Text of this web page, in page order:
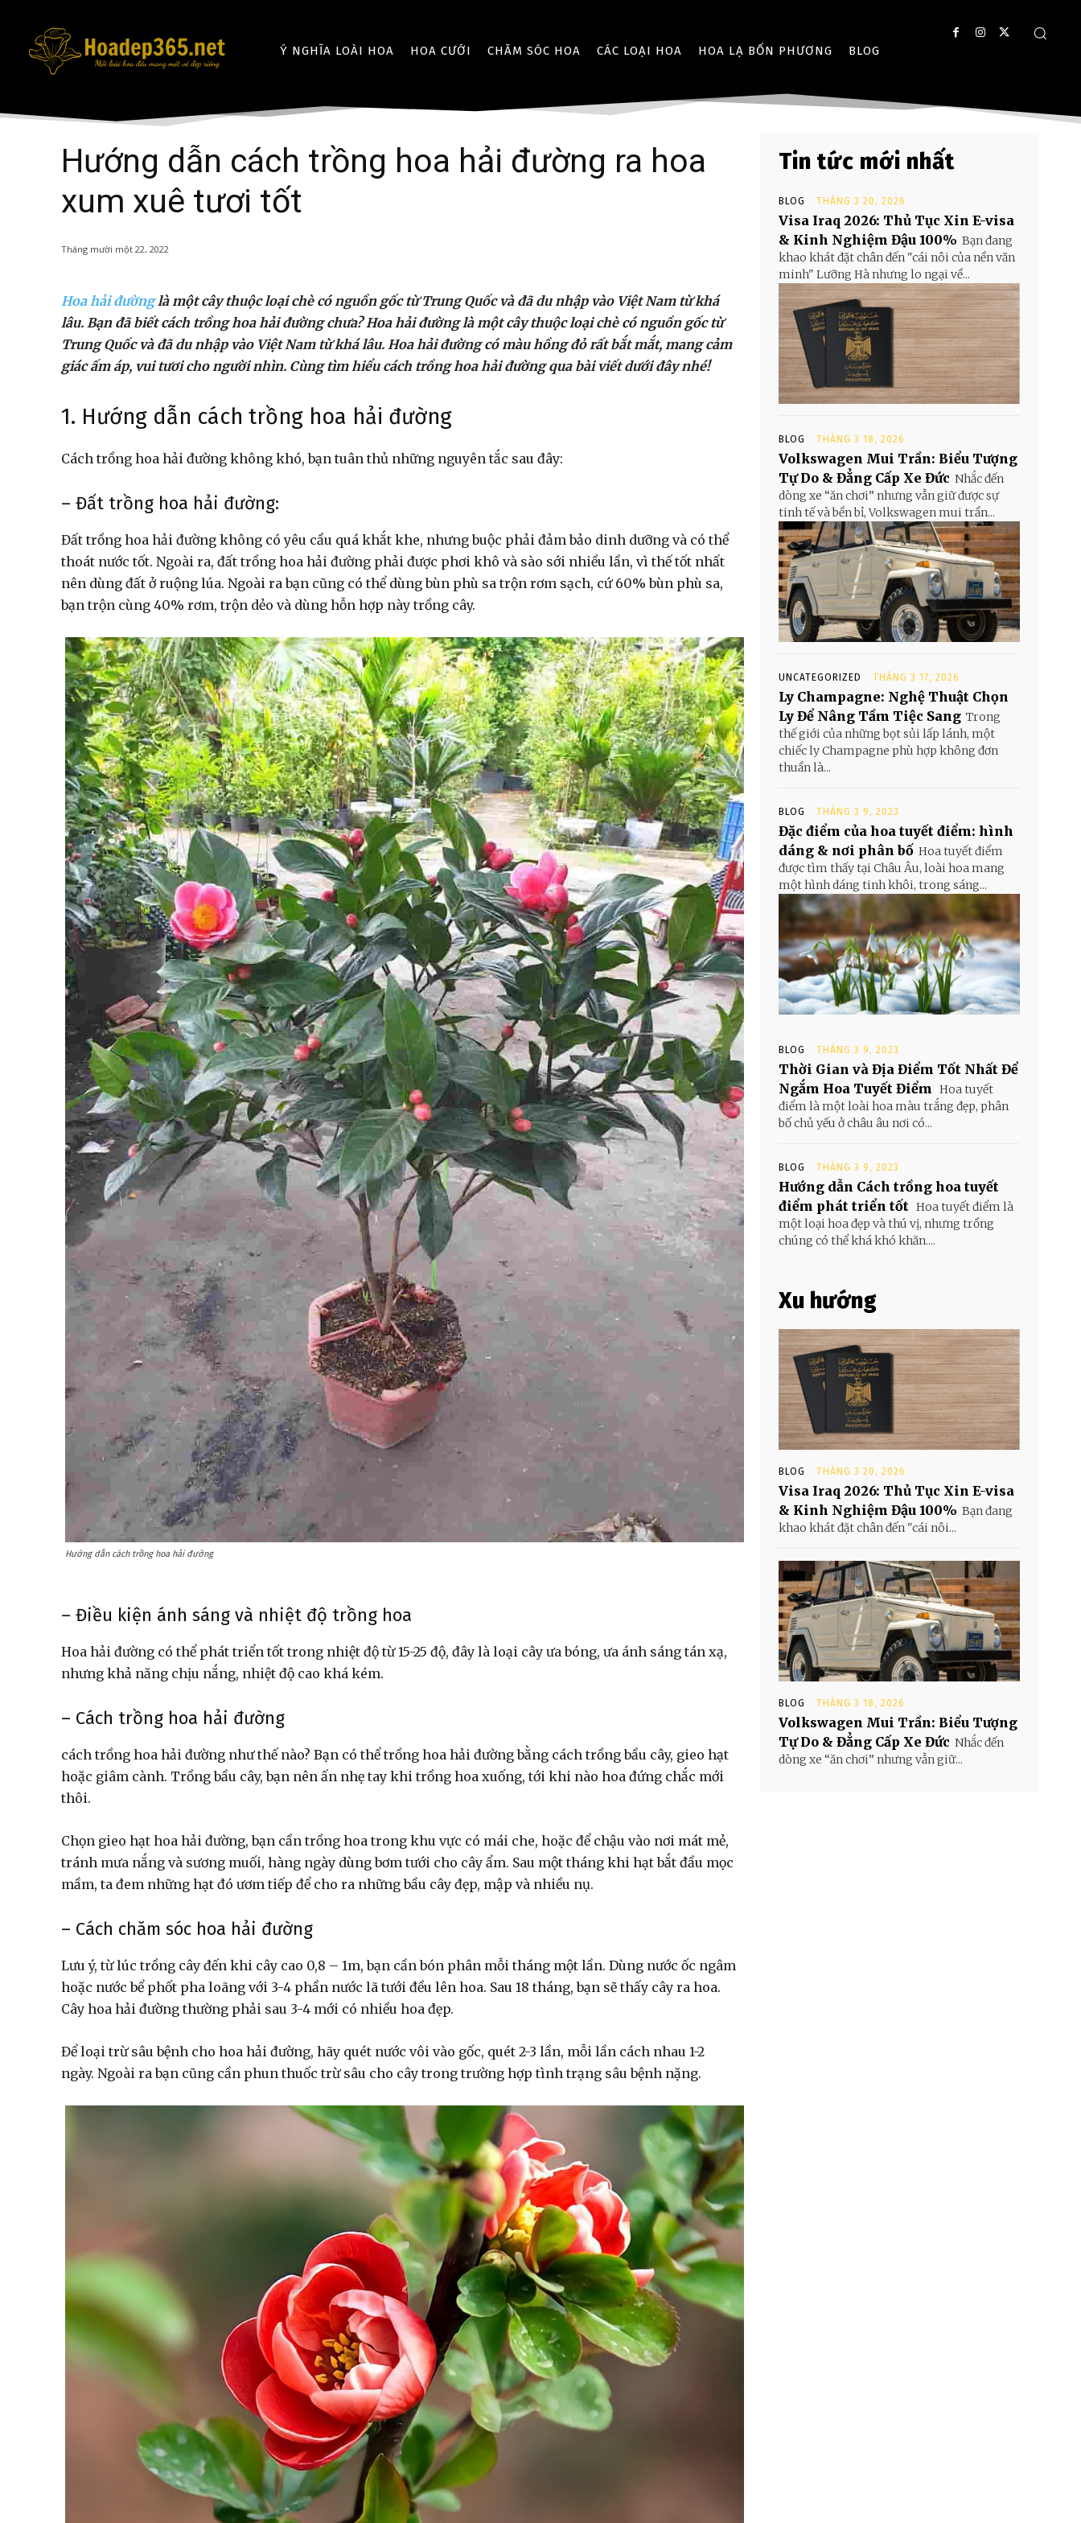
Ý NGHĨA LOÀI HOA HOA CƯỚI CHĂM SÓC HOA CÁC LOẠI HOA HOA LẠ BỐN PHƯƠNG BLOG
Hướng dẫn cách trồng hoa hải đường ra hoa
xum xuê tươi tốt
Tháng mười một 22, 2022
Hoa hải đườnglà một cây thuộc loại chè có nguồn gốc từ Trung Quốc và đã du nhập vào Việt Nam từ khá
lâu. Bạn đã biết cách trồng hoa hải đường chưa? Hoa hải đường là một cây thuộc loại chè có nguồn gốc từ
Trung Quốc và đã du nhập vào Việt Nam từ khá lâu. Hoa hải đường có màu hồng đỏ rất bắt mắt, mang cảm
giác ấm áp, vui tươi cho người nhìn. Cùng tìm hiểu cách trồng hoa hải đường qua bài viết dưới đây nhé!
1. Hướng dẫn cách trồng hoa hải đường
Cách trồng hoa hải đường không khó, bạn tuân thủ những nguyên tắc sau đây:
– Đất trồng hoa hải đường:
Đất trồng hoa hải đường không có yêu cầu quá khắt khe, nhưng buộc phải đảm bảo dinh dưỡng và có thể
thoát nước tốt. Ngoài ra, đất trồng hoa hải đường phải được phơi khô và sào sới nhiều lần, vì thế tốt nhất
nên dùng đất ở ruộng lúa. Ngoài ra bạn cũng có thể dùng bùn phù sa trộn rơm sạch, cứ 60% bùn phù sa,
bạn trộn cùng 40% rơm, trộn dẻo và dùng hỗn hợp này trồng cây.
Hướng dẫn cách trồng hoa hải đường
– Điều kiện ánh sáng và nhiệt độ trồng hoa
Hoa hải đường có thể phát triển tốt trong nhiệt độ từ 15-25 độ, đây là loại cây ưa bóng, ưa ánh sáng tán xạ,
nhưng khả năng chịu nắng, nhiệt độ cao khá kém.
– Cách trồng hoa hải đường
cách trồng hoa hải đường như thế nào? Bạn có thể trồng hoa hải đường bằng cách trồng bầu cây, gieo hạt
hoặc giâm cành. Trồng bầu cây, bạn nên ấn nhẹ tay khi trồng hoa xuống, tới khi nào hoa đứng chắc mới
thôi.
Chọn gieo hạt hoa hải đường, bạn cần trồng hoa trong khu vực có mái che, hoặc để chậu vào nơi mát mẻ,
tránh mưa nắng và sương muối, hàng ngày dùng bơm tưới cho cây ẩm. Sau một tháng khi hạt bắt đầu mọc
mầm, ta đem những hạt đó ươm tiếp để cho ra những bầu cây đẹp, mập và nhiều nụ.
– Cách chăm sóc hoa hải đường
Lưu ý, từ lúc trồng cây đến khi cây cao 0,8 – 1m, bạn cần bón phân mỗi tháng một lần. Dùng nước ốc ngâm
hoặc nước bể phốt pha loãng với 3-4 phần nước lã tưới đều lên hoa. Sau 18 tháng, bạn sẽ thấy cây ra hoa.
Cây hoa hải đường thường phải sau 3-4 mới có nhiều hoa đẹp.
Để loại trừ sâu bệnh cho hoa hải đường, hãy quét nước vôi vào gốc, quét 2-3 lần, mỗi lần cách nhau 1-2
ngày. Ngoài ra bạn cũng cần phun thuốc trừ sâu cho cây trong trường hợp tình trạng sâu bệnh nặng.
Tin tức mới nhất
BLOG THÁNG 3 20, 2026
Visa Iraq 2026: Thủ Tục Xin E-visa
& Kinh Nghiệm Đậu 100% Bạn đang
khao khát đặt chân đến "cái nôi của nền văn
minh" Lưỡng Hà nhưng lo ngại về...
BLOG THÁNG 3 18, 2026
Volkswagen Mui Trần: Biểu Tượng
Tự Do & Đẳng Cấp Xe Đức Nhắc đến
dòng xe “ăn chơi” nhưng vẫn giữ được sự
tinh tế và bền bỉ, Volkswagen mui trần...
UNCATEGORIZED THÁNG 3 17, 2026
Ly Champagne: Nghệ Thuật Chọn
Ly Để Nâng Tầm Tiệc Sang Trong
thế giới của những bọt sủi lấp lánh, một
chiếc ly Champagne phù hợp không đơn
thuần là...
BLOG THÁNG 3 9, 2023
Đặc điểm của hoa tuyết điểm: hình
dáng & nơi phân bố Hoa tuyết điểm
được tìm thấy tại Châu Âu, loài hoa mang
một hình dáng tinh khôi, trong sáng...
BLOG THÁNG 3 9, 2023
Thời Gian và Địa Điểm Tốt Nhất Để
Ngắm Hoa Tuyết Điểm Hoa tuyết
điểm là một loài hoa màu trắng đẹp, phân
bố chủ yếu ở châu âu nơi có...
BLOG THÁNG 3 9, 2023
Hướng dẫn Cách trồng hoa tuyết
điểm phát triển tốt Hoa tuyết điểm là
một loại hoa đẹp và thú vị, nhưng trồng
chúng có thể khá khó khăn....
Xu hướng
BLOG THÁNG 3 20, 2026
Visa Iraq 2026: Thủ Tục Xin E-visa
& Kinh Nghiệm Đậu 100% Bạn đang
khao khát đặt chân đến "cái nôi...
BLOG THÁNG 3 18, 2026
Volkswagen Mui Trần: Biểu Tượng
Tự Do & Đẳng Cấp Xe Đức Nhắc đến
dòng xe “ăn chơi” nhưng vẫn giữ...